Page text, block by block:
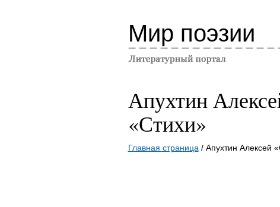
Мир поэзии
Апухтин
«Стихи»
Главная страница / Апухтин Алексей